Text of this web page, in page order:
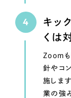
キッ
くは
Zoomも
針やコ
施しま
業の強